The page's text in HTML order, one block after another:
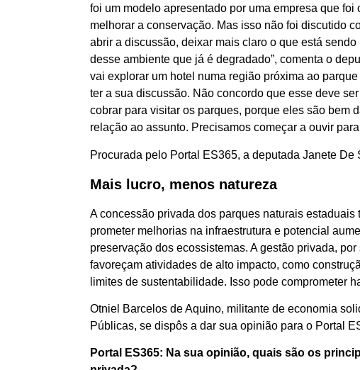
foi um modelo apresentado por uma empresa que
melhorar a conservação. Mas isso não foi discutido
abrir a discussão, deixar mais claro o que está
desse ambiente que já é degradado”, comenta o
vai explorar um hotel numa região próxima ao
ter a sua discussão. Não concordo que esse deve
cobrar para visitar os parques, porque eles são bem
relação ao assunto. Precisamos começar a ouvir
Procurada pelo Portal ES365, a deputada Janete
Mais lucro, menos natureza
A concessão privada dos parques naturais
prometer melhorias na infraestrutura e potencial
preservação dos ecossistemas. A gestão privada,
favoreçam atividades de alto impacto, como
limites de sustentabilidade. Isso pode comprometer
Otniel Barcelos de Aquino, militante de economia
Públicas, se dispôs a dar sua opinião para o Portal
Portal ES365: Na sua opinião, quais são os